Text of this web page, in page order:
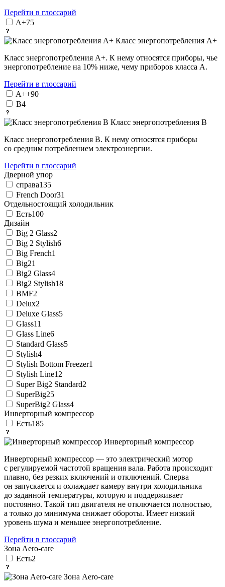
Перейти в глоссарий
A+75
Класс энергопотребления А+
Класс энергопотребления А+. К нему относятся приборы, чье
энергопотребление на 10% ниже, чему приборов класса А.
Перейти в глоссарий
A++90
B4
Класс энергопотребления В
Класс энергопотребления B. К нему относятся приборы
со средним потреблением электроэнергии.
Перейти в глоссарий
Дверной упор
справа135
French Door31
Отдельностоящий холодильник
Есть100
Дизайн
Big 2 Glass2
Big 2 Stylish6
Big French1
Big21
Big2 Glass4
Big2 Stylish18
BMF2
Delux2
Deluxe Glass5
Glass11
Glass Line6
Standard Glass5
Stylish4
Stylish Bottom Freezer1
Stylish Line12
Super Big2 Standard2
SuperBig25
SuperBig2 Glass4
Инверторный компрессор
Есть185
Инверторный компрессор
Инверторный компрессор — это электрический мотор
с регулируемой частотой вращения вала. Работа происходит
плавно, без резких включений и отключений. Сперва
он запускается и охлаждает камеру внутри холодильника
до заданной температуры, которую и поддерживает
постоянно. Такой тип двигателя не отключается полностью,
а только до минимума снижает обороты. Имеет низкий
уровень шума и меньшее энергопотребление.
Перейти в глоссарий
Зона Aero-care
Есть2
Зона Aero-care